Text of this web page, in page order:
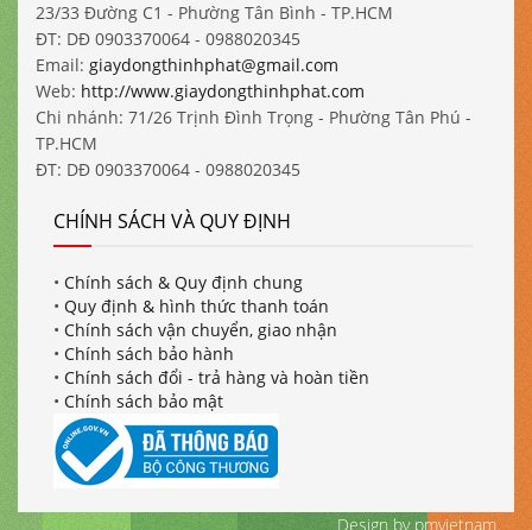
23/33 Đường C1 - Phường Tân Bình - TP.HCM
ĐT: DĐ 0903370064 - 0988020345
Email: giaydongthinhphat@gmail.com
Web: http://www.giaydongthinhphat.com
Chi nhánh: 71/26 Trịnh Đình Trọng - Phường Tân Phú -
TP.HCM
ĐT: DĐ 0903370064 - 0988020345
CHÍNH SÁCH VÀ QUY ĐỊNH
• Chính sách & Quy định chung
• Quy định & hình thức thanh toán
• Chính sách vận chuyển, giao nhận
• Chính sách bảo hành
• Chính sách đổi - trả hàng và hoàn tiền
• Chính sách bảo mật
Design by pmvietnam